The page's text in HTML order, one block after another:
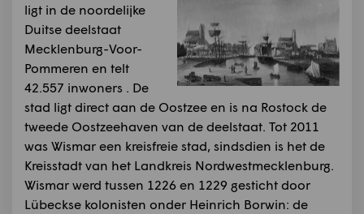
ligt in de noordelijke
Duitse deelstaat
Mecklenburg-Voor-
Pommeren en telt
42.557 inwoners . De
stad ligt direct aan de Oostzee en is na Rostock de
tweede Oostzeehaven van de deelstaat. Tot 2011
was Wismar een kreisfreie stad, sindsdien is het de
Kreisstadt van het Landkreis Nordwestmecklenburg.
Wismar werd tussen 1226 en 1229 gesticht door
Lübeckse kolonisten onder Heinrich Borwin: de